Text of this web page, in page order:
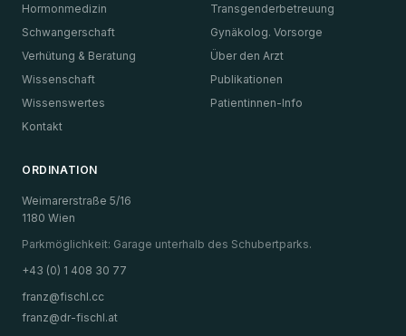
Hormonmedizin
Transgenderbetreuung
Schwangerschaft
Gynäkolog. Vorsorge
Verhütung & Beratung
Über den Arzt
Wissenschaft
Publikationen
Wissenswertes
Patientinnen-Info
Kontakt
ORDINATION
Weimarerstraße 5/16
1180 Wien
Parkmöglichkeit: Garage unterhalb des Schubertparks.
+43 (0) 1 408 30 77
franz@fischl.cc
franz@dr-fischl.at